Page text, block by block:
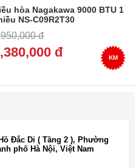
hòa Nagakawa 9000 BTU 1
NS-C09R2T30
đ
đ KM
Đắc Di ( Tầng 2 ), Phường
phố Hà Nội, Việt Nam